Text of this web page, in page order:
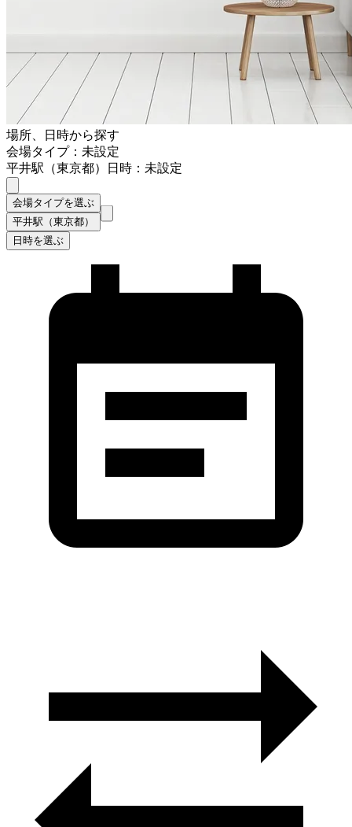
場所、日時から探す
会場タイプ：未設定
平井駅（東京都）
日時：未設定
会場タイプを選ぶ
平井駅（東京都）
日時を選ぶ